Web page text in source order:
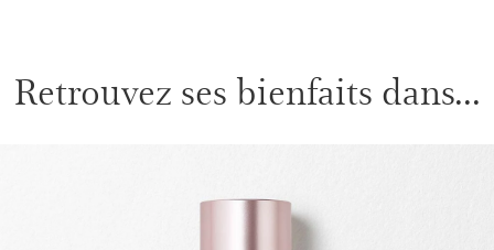
Retrouvez ses bienfaits dans...